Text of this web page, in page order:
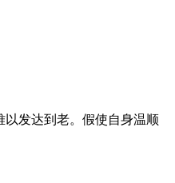
发达到老。假使自身温顺